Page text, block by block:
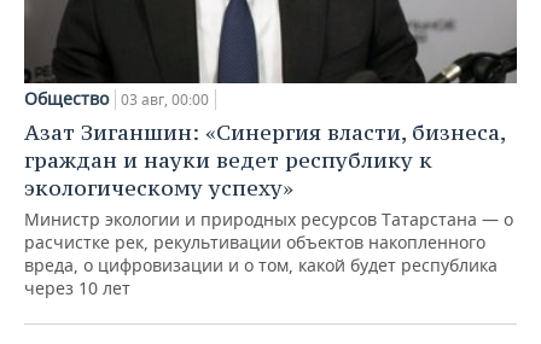
Общество 03 авг, 00:00
Азат Зиганшин: «Синергия власти, бизнеса,
граждан и науки ведет республику к
экологическому успеху»
Министр экологии и природных ресурсов Татарстана — о
расчистке рек, рекультивации объектов накопленного
вреда, о цифровизации и о том, какой будет республика
через 10 лет